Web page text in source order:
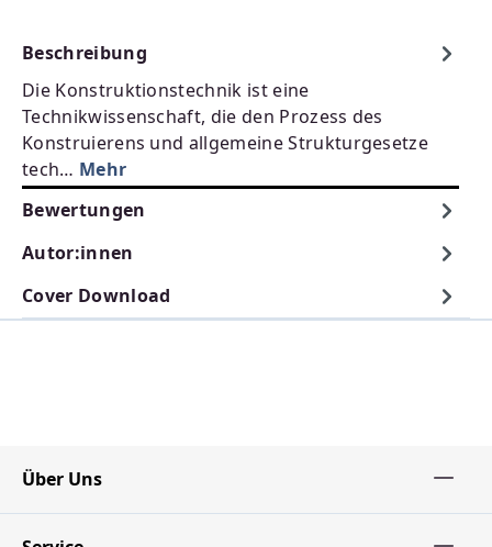
Beschreibung
Die Konstruktionstechnik ist eine
Technikwissenschaft, die den Prozess des
Konstruierens und allgemeine Strukturgesetze
tech… Mehr
Bewertungen
Autor:innen
Cover Download
Über Uns